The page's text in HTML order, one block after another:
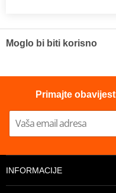
Moglo bi biti korisno
Primajte
INFORMACIJE